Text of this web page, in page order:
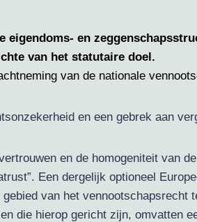
eigendoms- en
van het statutaire doel.
van de nationale
en een gebrek aan
en de homogeniteit van
Een dergelijk optioneel
van het vennootschapsrecht
die hierop gericht zijn, omvatten